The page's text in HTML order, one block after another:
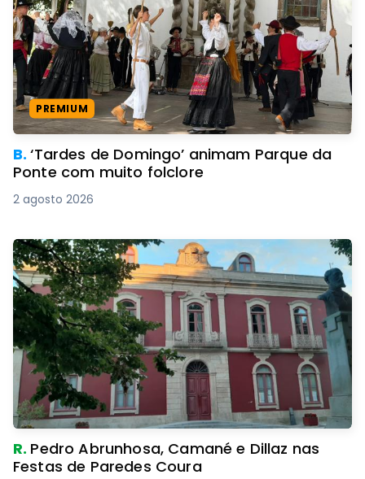
PREMIUM
B.‘Tardes de Domingo’ animam Parque da
Ponte com muito folclore
2 agosto 2026
R. Pedro Abrunhosa, Camané e Dillaz nas
Festas de Paredes Coura